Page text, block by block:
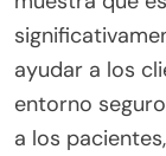
ayudar a los
entorno
a los